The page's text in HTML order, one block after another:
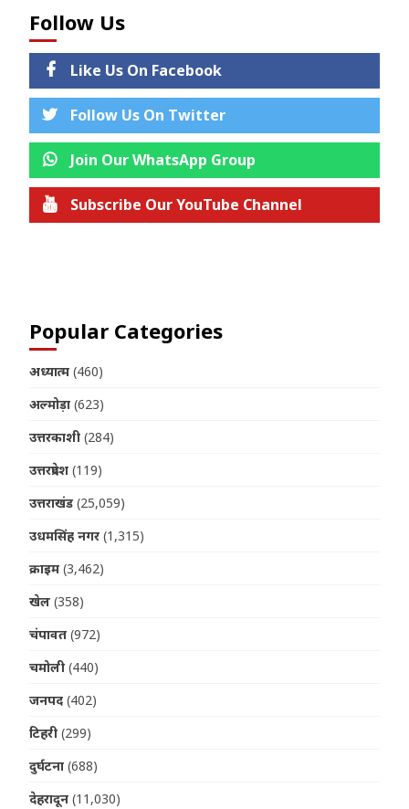
Follow Us
Like Us On Facebook
Follow Us On Twitter
Join Our WhatsApp Group
Subscribe Our YouTube Channel
Popular Categories
अध्यात्म (460)
अल्मोड़ा (623)
उत्तरकाशी (284)
उत्तरप्रदेश (119)
उत्तराखंड (25,059)
उधमसिंह नगर (1,315)
क्राइम (3,462)
खेल (358)
चंपावत (972)
चमोली (440)
जनपद (402)
टिहरी (299)
दुर्घटना (688)
देहरादून (11,030)